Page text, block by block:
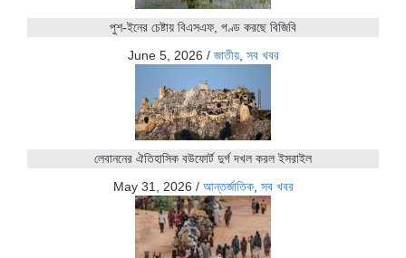
পুশ-ইনের চেষ্টায় বিএসএফ, পণ্ড করছে বিজিবি
June 5, 2026 / জাতীয়, সব খবর
লেবাননের ঐতিহাসিক বউফোর্ট দুর্গ দখল করল ইসরাইল
May 31, 2026 / আন্তর্জাতিক, সব খবর